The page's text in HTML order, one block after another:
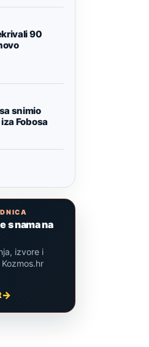
90
snimio
Fobosa
s nama na
izvore i